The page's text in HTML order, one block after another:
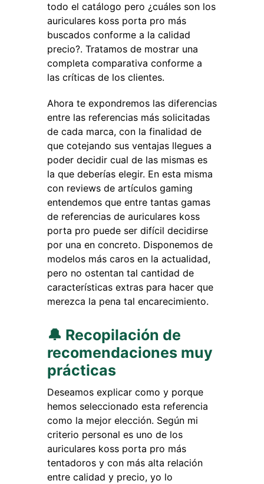
todo el catálogo pero ¿cuáles son los
auriculares koss porta pro más
buscados conforme a la calidad
precio?. Tratamos de mostrar una
completa comparativa conforme a
las críticas de los clientes.
Ahora te expondremos las diferencias
entre las referencias más solicitadas
de cada marca, con la finalidad de
que cotejando sus ventajas llegues a
poder decidir cual de las mismas es
la que deberías elegir. En esta misma
con reviews de artículos gaming
entendemos que entre tantas gamas
de referencias de auriculares koss
porta pro puede ser difícil decidirse
por una en concreto. Disponemos de
modelos más caros en la actualidad,
pero no ostentan tal cantidad de
características extras para hacer que
merezca la pena tal encarecimiento.
🔔 Recopilación de
recomendaciones muy
prácticas
Deseamos explicar como y porque
hemos seleccionado esta referencia
como la mejor elección. Según mi
criterio personal es uno de los
auriculares koss porta pro más
tentadoros y con más alta relación
entre calidad y precio, yo lo